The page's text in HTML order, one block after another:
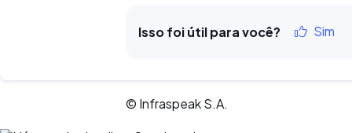
Isso foi útil para você? Sim
© Infraspeak S.A.